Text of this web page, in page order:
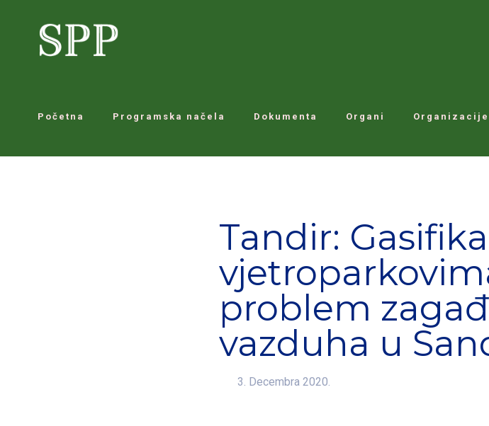
Početna Programska načela Dokumenta Organi Organizacije
Tandir:
problem
vazduha u
3. Decembra 2020.